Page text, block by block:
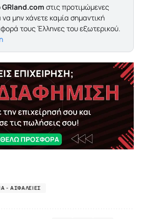
GRland.com στις προτιμώμενες
μην χάνετε καμία σημαντική
τους Έλληνες του εξωτερικού.
- ΑΣΦΆΛΕΙΕΣ